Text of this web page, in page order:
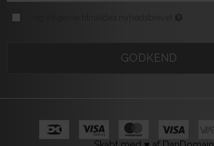
GODKEND